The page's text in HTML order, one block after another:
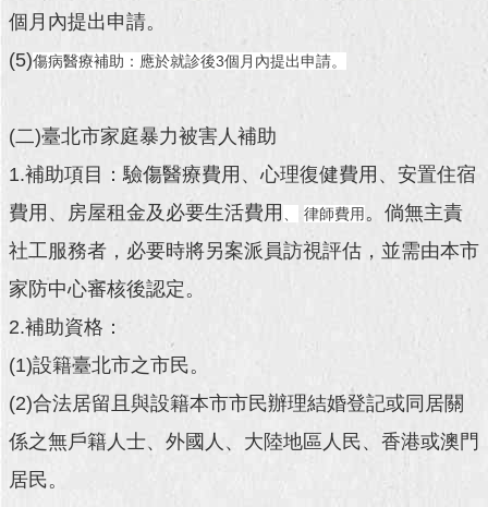
館
民
互
動
動
主
題
館
回
頁
個月內提出申請。
(5)傷病醫療補助：應於就診後3個月內提出申請。
(二)臺北市家庭暴力被害人補助
1.補助項目：驗傷醫療費用、心理復健費用、安置住宿
費用、房屋租金及必要生活費用
律師費用。倘無主責
社工服務者，必要時將另案派員訪視評估，並需由本市
家防中心審核後認定。
2.補助資格：
(1)設籍臺北市之市民。
(2)合法居留且與設籍本市市民辦理結婚登記或同居關
係之無戶籍人士、外國人、大陸地區人民、香港或澳門
居民。